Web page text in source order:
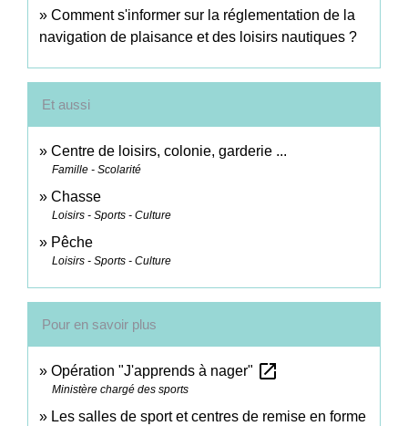
Comment s'informer sur la réglementation de la
navigation de plaisance et des loisirs nautiques ?
Et aussi
Centre de loisirs, colonie, garderie ...
Famille - Scolarité
Chasse
Loisirs - Sports - Culture
Pêche
Loisirs - Sports - Culture
Pour en savoir plus
Opération "J'apprends à nager" open_in_new
Ministère chargé des sports
Les salles de sport et centres de remise en forme